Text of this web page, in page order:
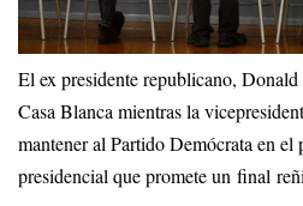
El ex presidente republicano,
Casa Blanca mientras la
mantener al Partido Demócrata en el
presidencial que promete un final